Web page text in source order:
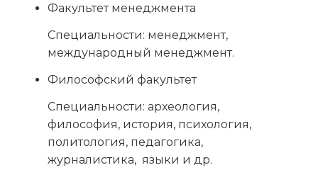
Факультет менеджмента
Специальности: менеджмент,
международный менеджмент.
Философский факультет
Специальности: археология,
философия, история, психология,
политология, педагогика,
журналистика, языки и др.